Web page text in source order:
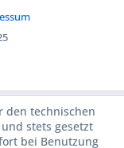
den technischen
stets gesetzt
bei Benutzung